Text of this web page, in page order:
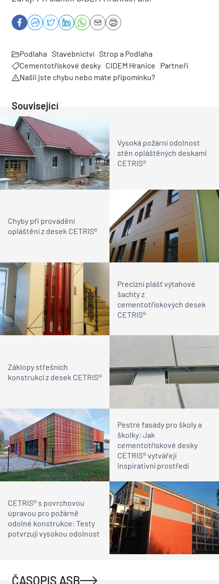
Podlaha Stavebnictví Strop a Podlaha
Cementotřískové desky CIDEM Hranice
Partneři
Našli jste chybu nebo máte připomínku?
Související
Vysoká požární odolnost
stěn opláštěných deskami
CETRIS®
Chyby při provádění
opláštění z desek CETRIS®
Precizní plášť výtahové
šachty z
cementotřískových desek
CETRIS®
Záklopy střešních
konstrukcí z desek CETRIS®
Pestré fasády pro školy a
školky: Jak
cementotřískové desky
CETRIS® vytvářejí
inspirativní prostředí
CETRIS® s povrchovou
úpravou pro požárně
odolné konstrukce: Testy
potvrzují vysokou odolnost
ČASOPIS ASB